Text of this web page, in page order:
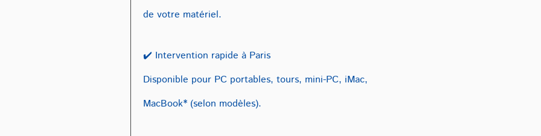
de votre matériel.
✔️ Intervention rapide à Paris
Disponible pour PC portables, tours, mini-PC, iMac,
MacBook* (selon modèles).